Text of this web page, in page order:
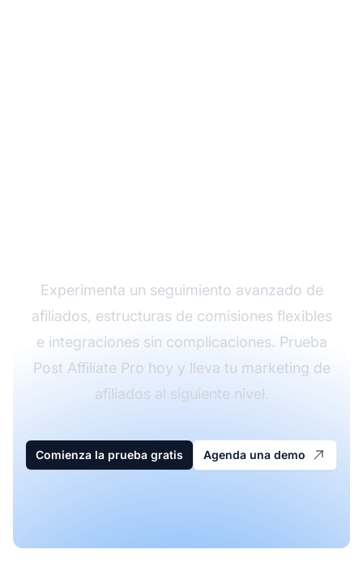
Experimenta un seguimiento avanzado de
afiliados, estructuras de comisiones flexibles
e integraciones sin complicaciones. Prueba
Post Affiliate Pro hoy y lleva tu marketing de
afiliados al siguiente nivel.
Comienza la prueba gratis Agenda una demo